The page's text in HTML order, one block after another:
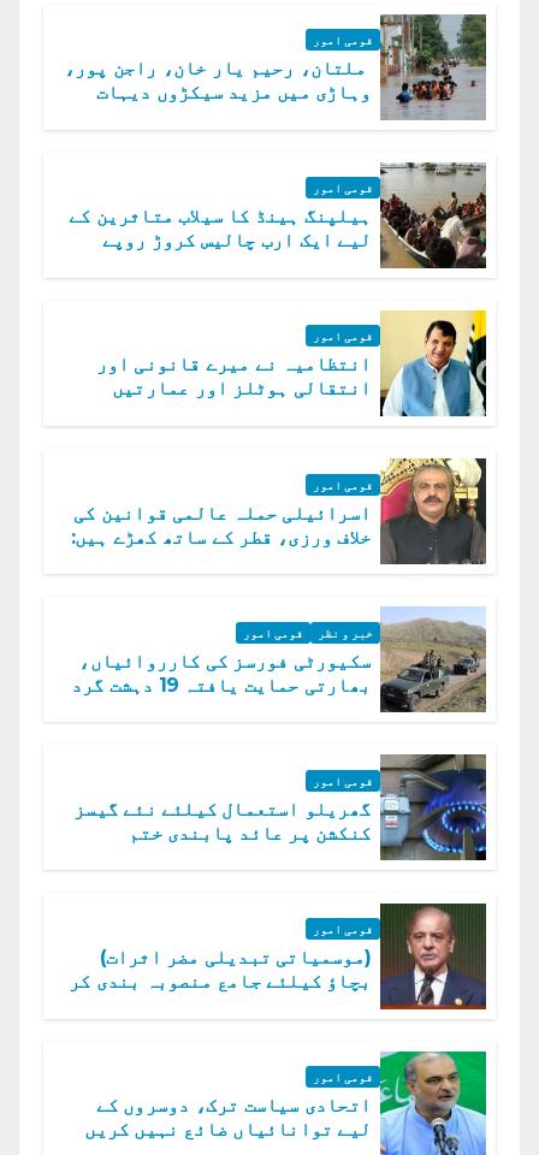
قومی امور
ملتان، رحیم یار خان، راجن پور،
وہاڑی میں مزید سیکڑوں دیہات
قومی امور
ہیلپنگ ہینڈ کا سیلاب متاثرین کے
لیے ایک ارب چالیس کروڑ روپے
قومی امور
انتظامیہ نے میرے قانونی اور
انتقالی ہوٹلز اور عمارتیں
قومی امور
اسرائیلی حملہ عالمی قوانین کی
خلاف ورزی، قطر کے ساتھ کھڑے ہیں:
خبر و نظر قومی امور
سکیورٹی فورسز کی کارروائیاں،
بھارتی حمایت یافتہ 19 دہشت گرد
قومی امور
گھریلو استعمال کیلئے نئے گیسز
کنکشن پر عائد پابندی ختم
قومی امور
(موسمیاتی تبدیلی مضر اثرات)
بچاؤ کیلئے جامع منصوبہ بندی کر
قومی امور
اتحادی سیاست ترک، دوسروں کے
لیے توانائیاں ضائع نہیں کریں